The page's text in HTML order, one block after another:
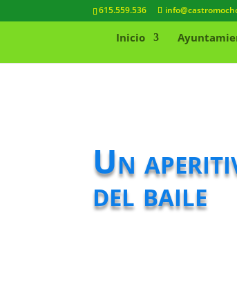
615.559.536
Inicio
Un
del baile